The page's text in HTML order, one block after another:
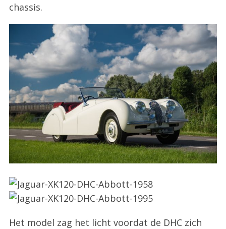
chassis.
Het model zag het licht voordat de DHC zich